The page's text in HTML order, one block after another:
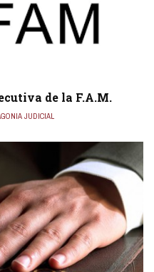
de la F.A.M.
JUDICIAL